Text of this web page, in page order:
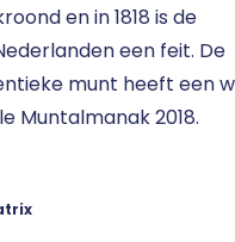
en in 1818 is de
een feit. De
munt heeft een
Muntalmanak 2018.